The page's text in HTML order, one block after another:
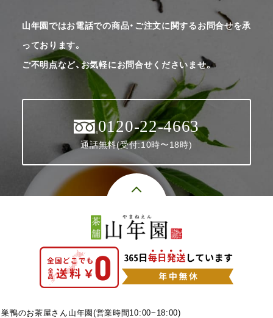
山年園ではお電話での商品・ご注文に関するお問合せを承
っております。
ご不明点など、お気軽にお問合せくださいませ。
0120-22-4663
通話無料(受付:10時〜18時)
巣鴨のお茶屋さん山年園(営業時間10:00~18:00)